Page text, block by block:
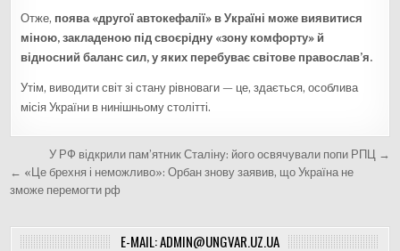
Отже, поява «другої автокефалії» в Україні може виявитися
міною, закладеною під своєрідну «зону комфорту» й
відносний баланс сил, у яких перебуває світове православ’я.
Утім, виводити світ зі стану рівноваги — це, здається, особлива
місія України в нинішньому столітті.
а
і
У РФ відкрили пам’ятник Сталіну: його освячували попи РПЦ →
← «Це брехня і неможливо»: Орбан знову заявив, що Україна не
зможе перемогти рф
E-MAIL: ADMIN@UNGVAR.UZ.UA